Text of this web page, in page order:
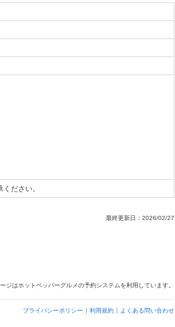
ださい。
最終更新日：2026/02/27
ジはホットペッパーグルメの予約システムを利用しています。
プライバシーポリシー 利用規約 よくある問い合わせ